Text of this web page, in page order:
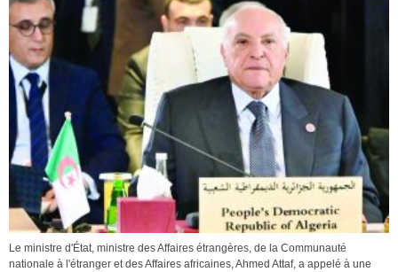
Le ministre d'État, ministre des Affaires étrangères, de la Communauté
nationale à l'étranger et des Affaires africaines, Ahmed Attaf, a appelé à une